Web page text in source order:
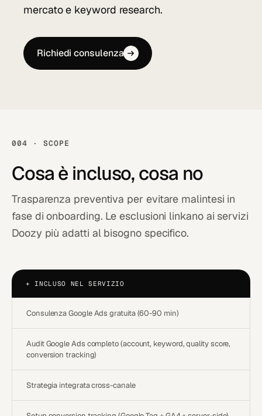
mercato e keyword research.
Richiedi consulenza
004 · SCOPE
Cosa è incluso, cosa no
Trasparenza preventiva per evitare malintesi in
fase di onboarding. Le esclusioni linkano ai servizi
Doozy più adatti al bisogno specifico.
+ INCLUSO NEL SERVIZIO
Consulenza Google Ads gratuita (60-90 min)
Audit Google Ads completo (account, keyword, quality score,
conversion tracking)
Strategia integrata cross-canale